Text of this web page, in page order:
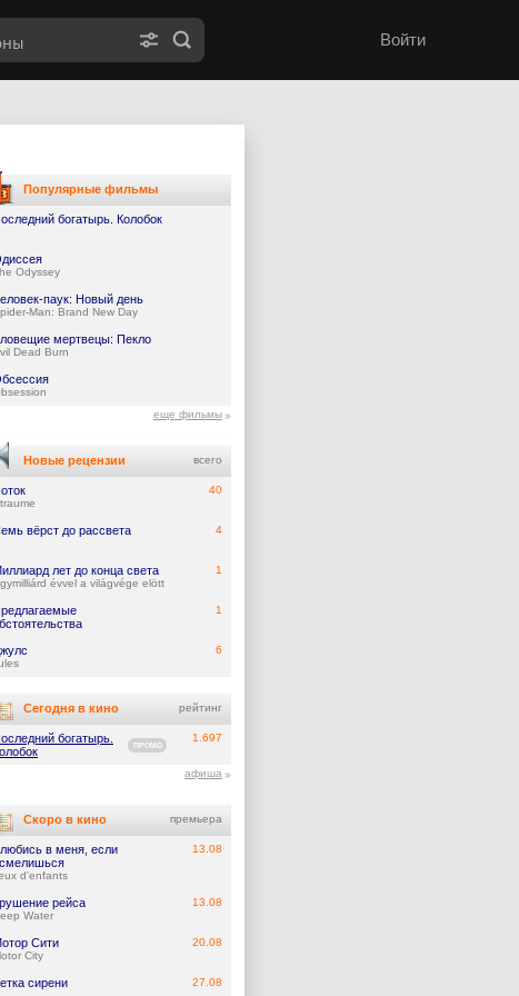
Войти
Популярные фильмы
богатырь. Колобок
Odyssey
паук: Новый день
Man: Brand New Day
мертвецы: Пекло
Dead Burn
еще фильмы
Новые рецензии всего
40
вёрст до рассвета 4
лет до конца света
évvel a világvége elött
1
1
6
Сегодня в кино рейтинг
богатырь.
ПРОМО
1.697
афиша
Скоро в кино премьера
в меня, если
d'enfants
13.08
рейса
Water
13.08
Сити
City
20.08
сирени 27.08